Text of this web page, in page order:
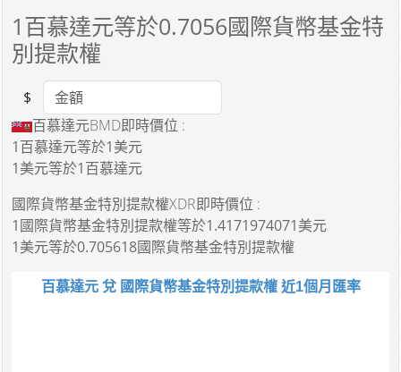
1百慕達元等於0.7056國際貨幣基金特
別提款權
Amount
$
百慕達元BMD即時價位 :
1百慕達元等於1美元
1美元等於1百慕達元
國際貨幣基金特別提款權XDR即時價位 :
1國際貨幣基金特別提款權等於1.4171974071美元
1美元等於0.705618國際貨幣基金特別提款權
百慕達元 兌 國際貨幣基金特別提款權 近1個月匯率